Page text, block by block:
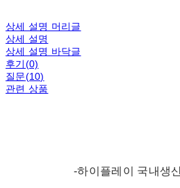
상세 설명 머리글
상세 설명
상세 설명 바닥글
후기(0)
질문(10)
관련 상품
-하이플레이 국내생